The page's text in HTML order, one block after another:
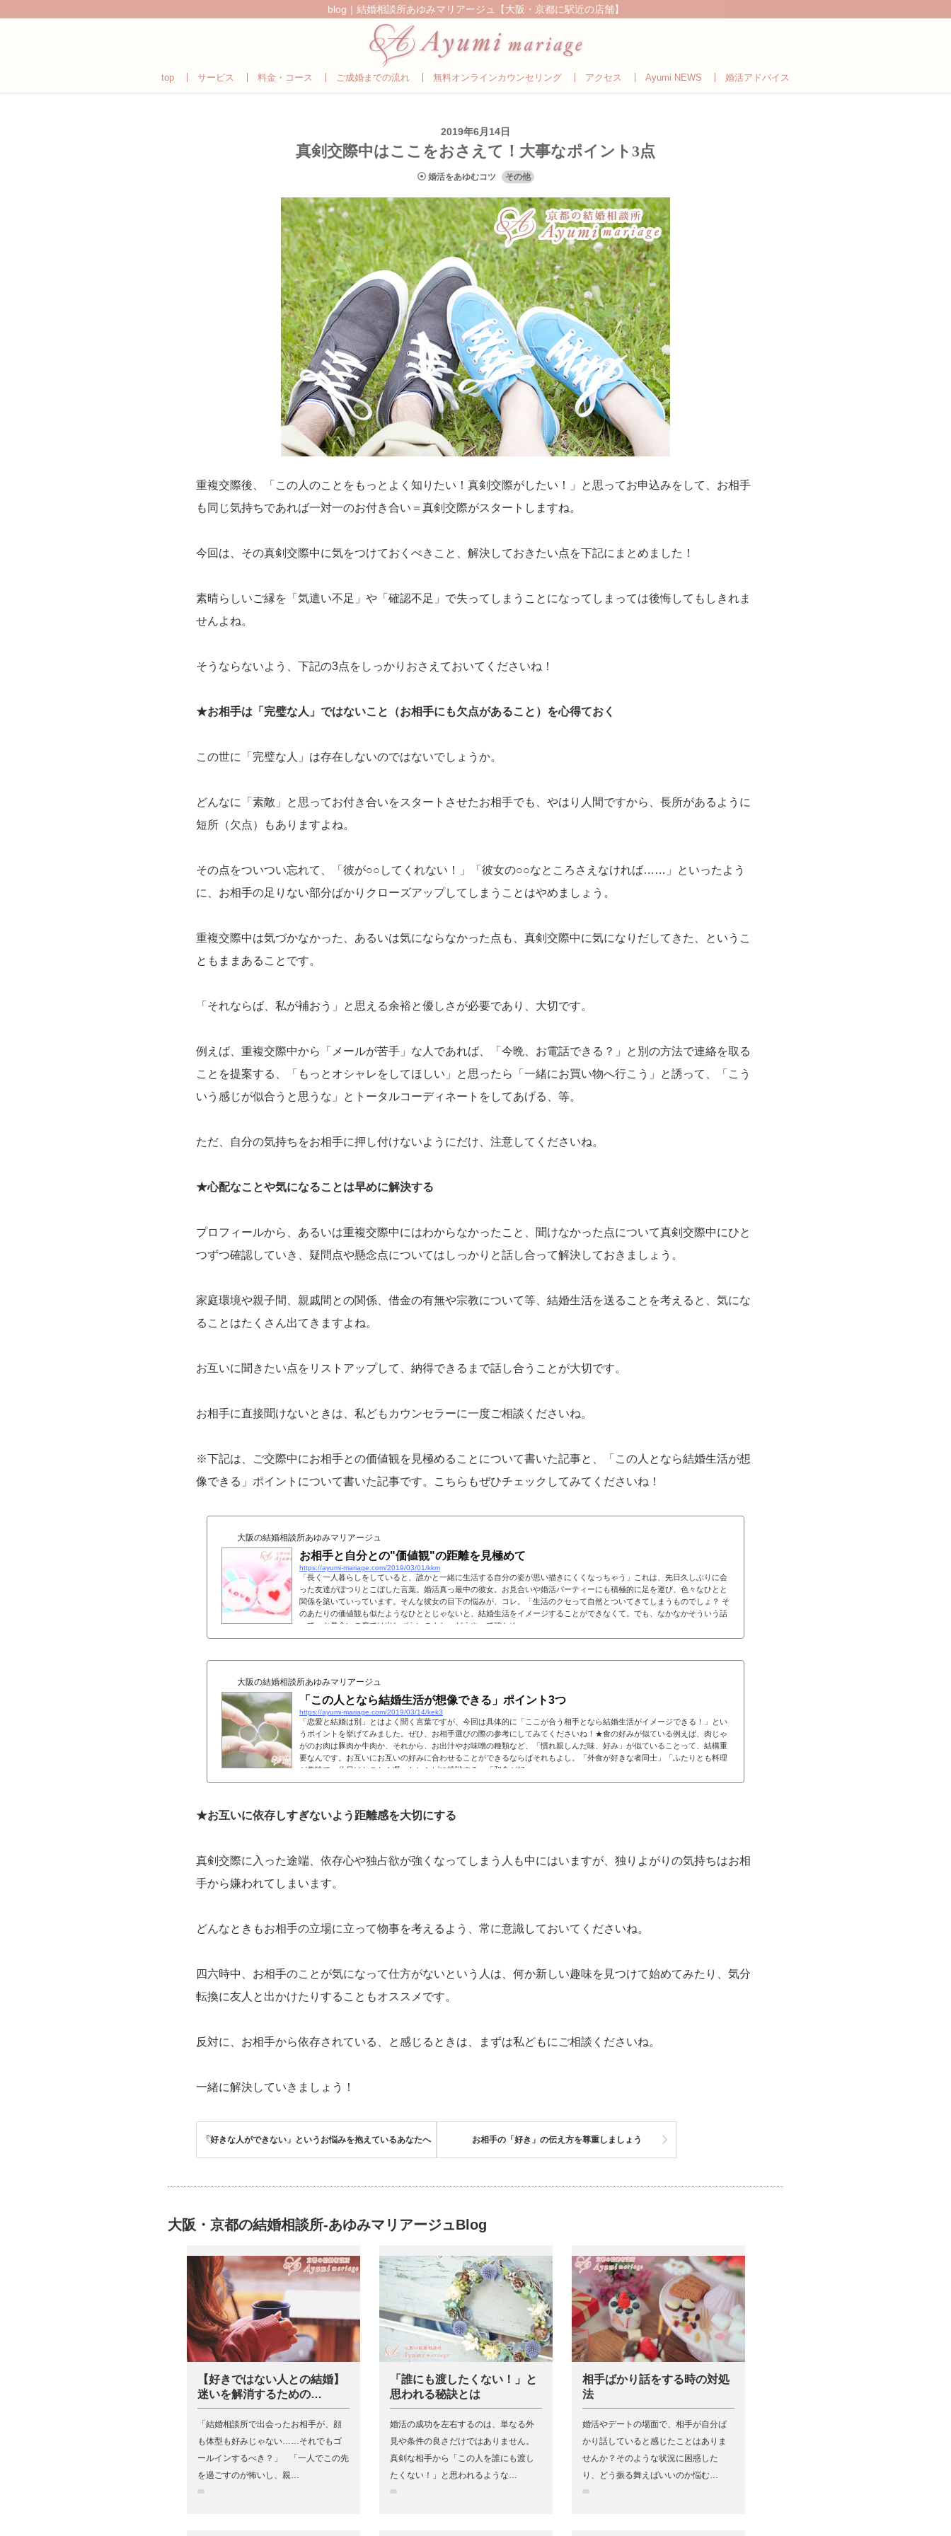
blog｜結婚相談所あゆみマリアージュ【大阪・京都に駅近の店舗】
top サービス 料金・コース ご成婚までの流れ 無料オンラインカウンセリング アクセス Ayumi NEWS 婚活アドバイス
2019年6月14日
真剣交際中はここをおさえて！大事なポイント3点
婚活をあゆむコツ その他
重複交際後、「この人のことをもっとよく知りたい！真剣交際がしたい！」と思ってお申込みをして、お相手
も同じ気持ちであれば一対一のお付き合い＝真剣交際がスタートしますね。
今回は、その真剣交際中に気をつけておくべきこと、解決しておきたい点を下記にまとめました！
素晴らしいご縁を「気遣い不足」や「確認不足」で失ってしまうことになってしまっては後悔してもしきれま
せんよね。
そうならないよう、下記の3点をしっかりおさえておいてくださいね！
★お相手は「完璧な人」ではないこと（お相手にも欠点があること）を心得ておく
この世に「完璧な人」は存在しないのではないでしょうか。
どんなに「素敵」と思ってお付き合いをスタートさせたお相手でも、やはり人間ですから、長所があるように
短所（欠点）もありますよね。
その点をついつい忘れて、「彼が○○してくれない！」「彼女の○○なところさえなければ……」といったよう
に、お相手の足りない部分ばかりクローズアップしてしまうことはやめましょう。
重複交際中は気づかなかった、あるいは気にならなかった点も、真剣交際中に気になりだしてきた、というこ
ともままあることです。
「それならば、私が補おう」と思える余裕と優しさが必要であり、大切です。
例えば、重複交際中から「メールが苦手」な人であれば、「今晩、お電話できる？」と別の方法で連絡を取る
ことを提案する、「もっとオシャレをしてほしい」と思ったら「一緒にお買い物へ行こう」と誘って、「こう
いう感じが似合うと思うな」とトータルコーディネートをしてあげる、等。
ただ、自分の気持ちをお相手に押し付けないようにだけ、注意してくださいね。
★心配なことや気になることは早めに解決する
プロフィールから、あるいは重複交際中にはわからなかったこと、聞けなかった点について真剣交際中にひと
つずつ確認していき、疑問点や懸念点についてはしっかりと話し合って解決しておきましょう。
家庭環境や親子間、親戚間との関係、借金の有無や宗教について等、結婚生活を送ることを考えると、気にな
ることはたくさん出てきますよね。
お互いに聞きたい点をリストアップして、納得できるまで話し合うことが大切です。
お相手に直接聞けないときは、私どもカウンセラーに一度ご相談くださいね。
※下記は、ご交際中にお相手との価値観を見極めることについて書いた記事と、「この人となら結婚生活が想
像できる」ポイントについて書いた記事です。こちらもぜひチェックしてみてくださいね！
大阪の結婚相談所あゆみマリアージュ
お相手と自分との"価値観"の距離を見極めて
https://ayumi-mariage.com/2019/03/01/kkm
「長く一人暮らしをしていると、誰かと一緒に生活する自分の姿が思い描きにくくなっちゃう」これは、先日久しぶりに会
った友達がぽつりとこぼした言葉。婚活真っ最中の彼女。お見合いや婚活パーティーにも積極的に足を運び、色々なひとと
関係を築いていっています。そんな彼女の目下の悩みが、コレ。「生活のクセって自然とついてきてしまうものでしょ？ そ
のあたりの価値観も似たようなひととじゃないと、結婚生活をイメージすることができなくて。でも、なかなかそういう話
って、お見合いの席では出しづらいのよね。どうやって確かめ...
大阪の結婚相談所あゆみマリアージュ
「この人となら結婚生活が想像できる」ポイント3つ
https://ayumi-mariage.com/2019/03/14/kek3
「恋愛と結婚は別」とはよく聞く言葉ですが、今回は具体的に「ここが合う相手となら結婚生活がイメージできる！」とい
うポイントを挙げてみました。ぜひ、お相手選びの際の参考にしてみてくださいね！★食の好みが似ている例えば、肉じゃ
がのお肉は豚肉か牛肉か、それから、お出汁やお味噌の種類など、「慣れ親しんだ味、好み」が似ていることって、結構重
要なんです。お互いにお互いの好みに合わせることができるならばそれもよし。「外食が好きな者同士」「ふたりとも料理
が趣味で、休日はとことん凝ったレシピに挑戦する」「和食が好...
★お互いに依存しすぎないよう距離感を大切にする
真剣交際に入った途端、依存心や独占欲が強くなってしまう人も中にはいますが、独りよがりの気持ちはお相
手から嫌われてしまいます。
どんなときもお相手の立場に立って物事を考えるよう、常に意識しておいてくださいね。
四六時中、お相手のことが気になって仕方がないという人は、何か新しい趣味を見つけて始めてみたり、気分
転換に友人と出かけたりすることもオススメです。
反対に、お相手から依存されている、と感じるときは、まずは私どもにご相談くださいね。
一緒に解決していきましょう！
「好きな人ができない」というお悩みを抱えているあなたへ お相手の「好き」の伝え方を尊重しましょう
大阪・京都の結婚相談所-あゆみマリアージュBlog
【好きではない人との結婚】
迷いを解消するための…
「結婚相談所で出会ったお相手が、顔
も体型も好みじゃない……それでもゴ
ールインするべき？」 「一人でこの先
を過ごすのが怖いし、親…
「誰にも渡したくない！」と
思われる秘訣とは
婚活の成功を左右するのは、単なる外
見や条件の良さだけではありません。
真剣な相手から「この人を誰にも渡し
たくない！」と思われるような…
相手ばかり話をする時の対処
法
婚活やデートの場面で、相手が自分ば
かり話していると感じたことはありま
せんか？そのような状況に困惑した
り、どう振る舞えばいいのか悩む…